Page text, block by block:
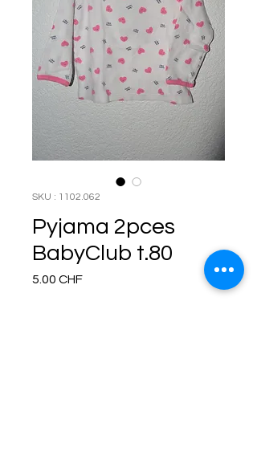
SKU : 1102.062
Pyjama 2pces
BabyClub t.80
5.00 CHFPrix